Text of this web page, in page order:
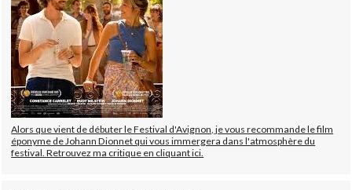
Alors que vient de débuter le Festival d'Avignon, je vous recommande le film
éponyme de Johann Dionnet qui vous immergera dans l'atmosphère du
festival. Retrouvez ma critique en cliquant ici.